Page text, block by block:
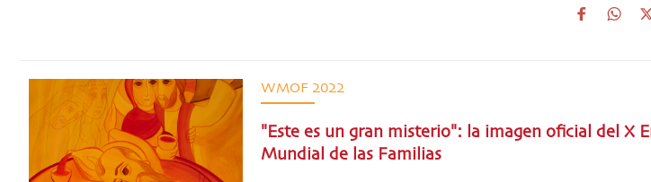
WMOF 2022
"Este es un gran misterio": la imagen oficial del X
Mundial de las Familias